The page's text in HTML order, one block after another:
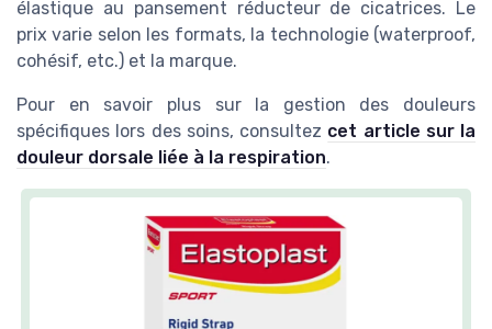
élastique au pansement réducteur de cicatrices. Le
prix varie selon les formats, la technologie (waterproof,
cohésif, etc.) et la marque.
Pour en savoir plus sur la gestion des douleurs
spécifiques lors des soins, consultez cet article sur la
douleur dorsale liée à la respiration.